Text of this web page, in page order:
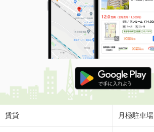
賃貸 月極駐車場